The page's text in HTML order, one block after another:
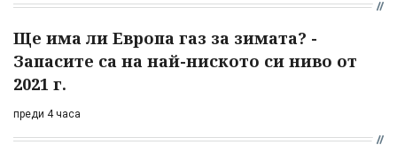
Ще има ли Европа газ за зимата? -
Запасите са на най-ниското си ниво от
2021 г.
преди 4 часа